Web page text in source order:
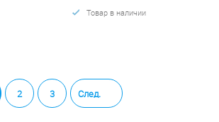
Товар в наличии
2 3 След.